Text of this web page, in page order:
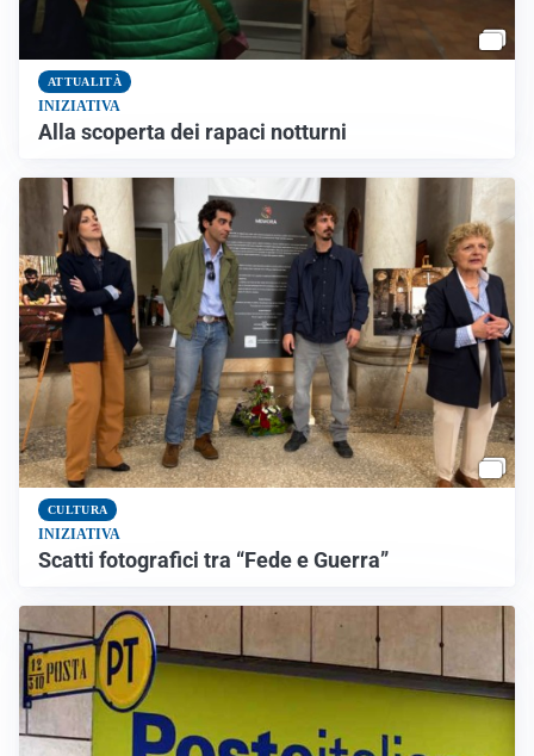
ATTUALITÀ
INIZIATIVA
Alla scoperta dei rapaci notturni
CULTURA
INIZIATIVA
Scatti fotografici tra “Fede e Guerra”